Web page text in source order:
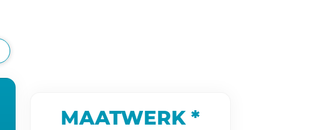
MAATWERK *